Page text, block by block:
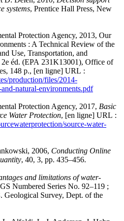
systems, Prentice Hall Press, New
Protection Agency, 2013, Our
: A Technical Review of the
Use, Transportation, and
éd. (EPA 231K13001), Office of
148 p., [en ligne] URL :
production/files/2014-
natural-environments.pdf
Protection Agency, 2017, Basic
Water Protection, [en ligne] URL :
source-water-
2006, Conducting Online
, 40, 3, pp. 435–456.
and limitations of water-
Numbered Series No. 92–119 ;
Geological Survey, Dept. of the